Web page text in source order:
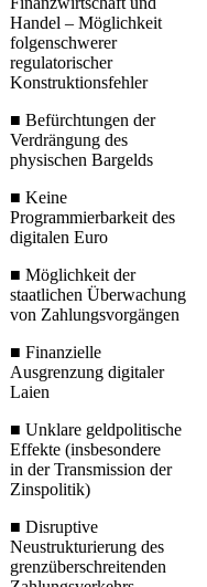
Handel – Möglichkeit
folgenschwerer
regulatorischer
Konstruktionsfehler
■ Befürchtungen der
Verdrängung des
physischen Bargelds
■ Keine
Programmierbarkeit des
digitalen Euro
■ Möglichkeit der
staatlichen Überwachung
von Zahlungsvorgängen
■ Finanzielle
Ausgrenzung digitaler
Laien
■ Unklare geldpolitische
Effekte (insbesondere
in der Transmission der
Zinspolitik)
■ Disruptive
Neustrukturierung des
grenz­überschreitenden